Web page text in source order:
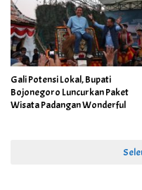
Gali Potensi Lokal, Bupati
Bojonegoro Luncurkan Paket
Wisata Padangan Wonderful